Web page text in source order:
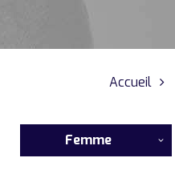
Accueil
Femme